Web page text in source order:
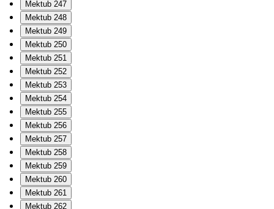
Mektub 247
Mektub 248
Mektub 249
Mektub 250
Mektub 251
Mektub 252
Mektub 253
Mektub 254
Mektub 255
Mektub 256
Mektub 257
Mektub 258
Mektub 259
Mektub 260
Mektub 261
Mektub 262